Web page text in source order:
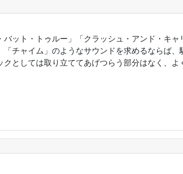
バット・トゥルー」「クラッシュ・アンド・キ
「チャイム」のようなサウンドを求めるならば、
クとしては取り立ててあげつらう部分はなく、よ